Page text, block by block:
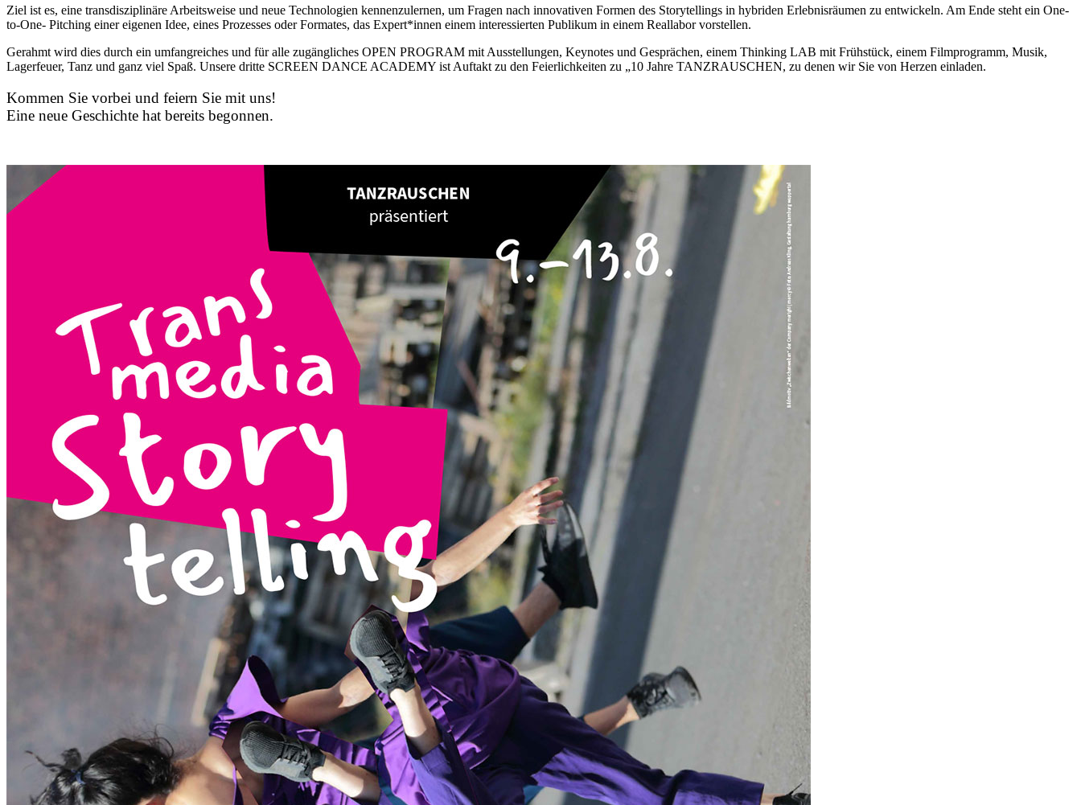
Ziel ist es, eine transdisziplinäre Arbeitsweise und neue Technologien kennenzulernen, um Fragen nach innovativen Formen des Storytellings in hybriden Erlebnisräumen zu entwickeln. Am Ende steht ein One-
to-One- Pitching einer eigenen Idee, eines Prozesses oder Formates, das Expert*innen einem interessierten Publikum in einem Reallabor vorstellen.
Gerahmt wird dies durch ein umfangreiches und für alle zugängliches OPEN PROGRAM mit Ausstellungen, Keynotes und Gesprächen, einem Thinking LAB mit Frühstück, einem Filmprogramm, Musik,
Lagerfeuer, Tanz und ganz viel Spaß. Unsere dritte SCREEN DANCE ACADEMY ist Auftakt zu den Feierlichkeiten zu „10 Jahre TANZRAUSCHEN, zu denen wir Sie von Herzen einladen.
Kommen Sie vorbei und feiern Sie mit uns!
Eine neue Geschichte hat bereits begonnen.